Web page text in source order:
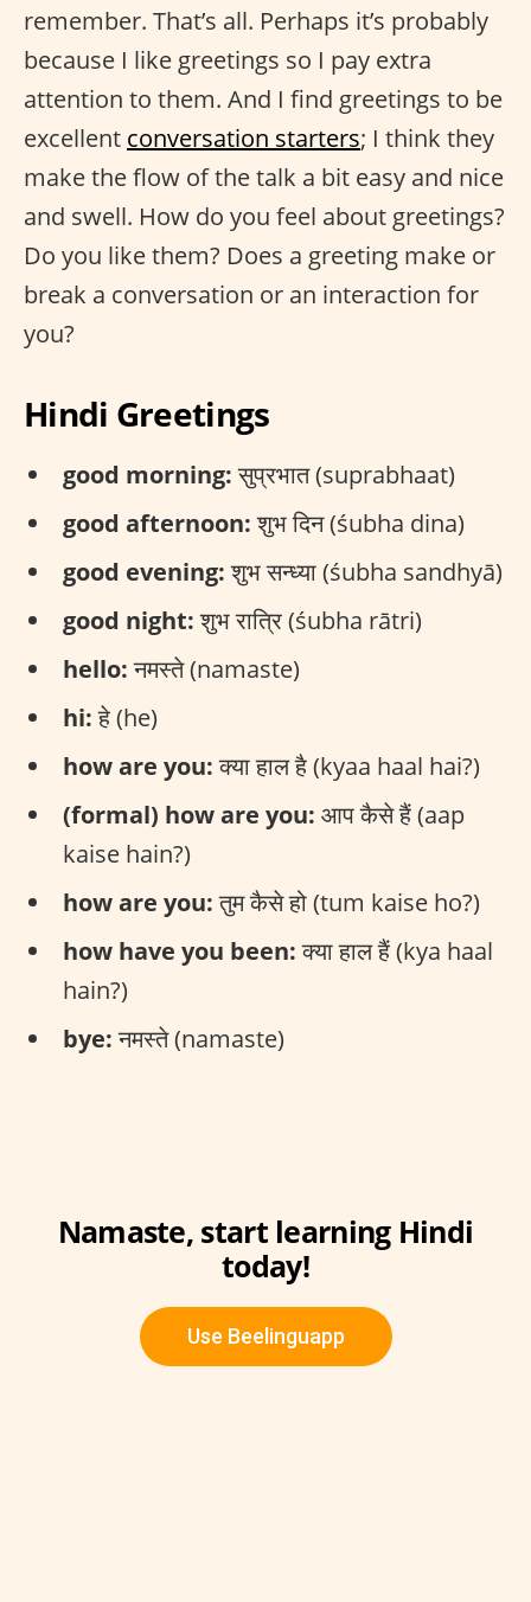
remember. That’s all. Perhaps it’s probably
because I like greetings so I pay extra
attention to them. And I find greetings to be
excellent conversation starters; I think they
make the flow of the talk a bit easy and nice
and swell. How do you feel about greetings?
Do you like them? Does a greeting make or
break a conversation or an interaction for
you?
Hindi Greetings
good morning:सुप्रभात (suprabhaat)
good afternoon:शुभ दिन (śubha dina)
good evening:शुभ सन्ध्या (śubha sandhyā)
good night:शुभ रात्रि (śubha rātri)
hello:नमस्ते (namaste)
hi:हे (he)
how are you:क्या हाल है (kyaa haal hai?)
(formal) how are you: आप कैसे हैं (aap
kaise hain?)
how are you:तुम कैसे हो (tum kaise ho?)
how have you been:क्या हाल हैं (kya haal
hain?)
bye:नमस्ते (namaste)
Namaste, start learning Hindi
today!
Use Beelinguapp